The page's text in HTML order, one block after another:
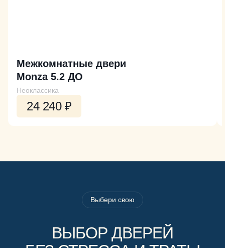
Межкомнатные двери
Monza 5.2 ДО
Неоклассика
24 240 ₽
Выбери свою
ВЫБОР ДВЕРЕЙ